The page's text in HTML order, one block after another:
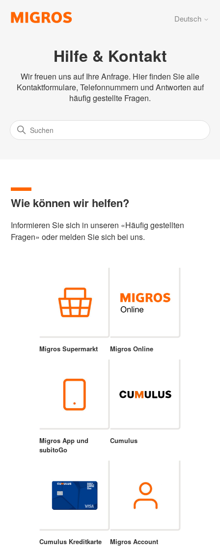
Deutsch
Hilfe & Kontakt
Wir freuen uns auf Ihre Anfrage. Hier finden Sie alle
Kontaktformulare, Telefonnummern und Antworten auf
häufig gestellte Fragen.
Wie können wir helfen?
Informieren Sie sich in unseren «Häufig gestellten
Fragen» oder melden Sie sich bei uns.
Migros Supermarkt Migros Online
Migros App und
subitoGo
Cumulus
Cumulus Kreditkarte Migros Account